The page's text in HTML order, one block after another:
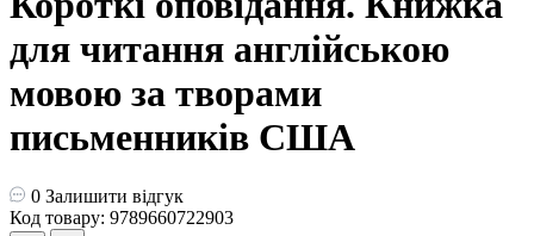
для читання англійською
мовою за творами
письменників CША
0 Залишити відгук
Код товару: 9789660722903